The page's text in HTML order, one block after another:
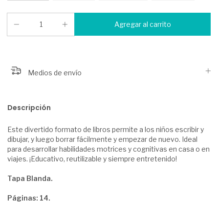
Medios de envío
Descripción
Este divertido formato de libros permite a los niños escribir y
dibujar, y luego borrar fácilmente y empezar de nuevo. Ideal
para desarrollar habilidades motrices y cognitivas en casa o en
viajes. ¡Educativo, reutilizable y siempre entretenido!
Tapa Blanda.
Páginas: 14.